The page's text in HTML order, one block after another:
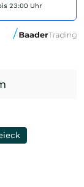
23:00 Uhr